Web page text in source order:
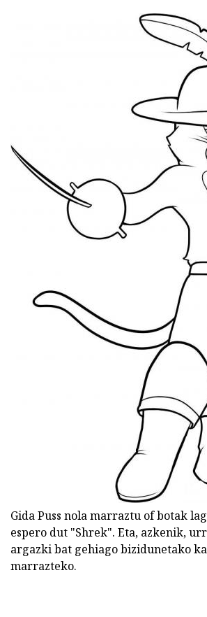
Gida Puss nola marraztu of botak
espero dut "Shrek". Eta, azkenik,
argazki bat gehiago bizidunetako
marrazteko.